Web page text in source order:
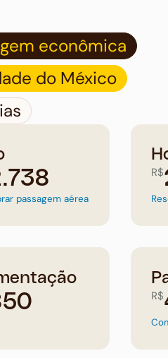
econômica
do México
passagem aérea
R$
R$